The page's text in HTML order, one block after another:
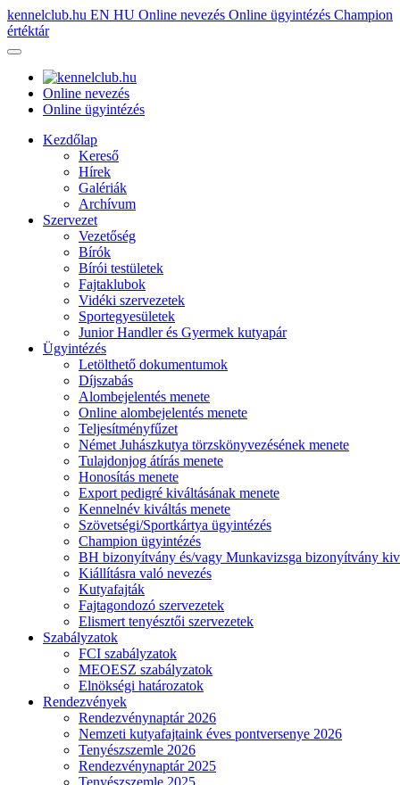
kennelclub.hu EN HU Online nevezés Online ügyintézés Champion
értéktár
Online nevezés
Online ügyintézés
Kezdőlap
Kereső
Hírek
Galériák
Archívum
Szervezet
Vezetőség
Bírók
Bírói testületek
Fajtaklubok
Vidéki szervezetek
Sportegyesületek
Junior Handler és Gyermek kutyapár
Ügyintézés
Letölthető dokumentumok
Díjszabás
Alombejelentés menete
Online alombejelentés menete
Teljesítményfűzet
Német Juhászkutya törzskönyvezésének menete
Tulajdonjog átírás menete
Honosítás menete
Export pedigré kiváltásának menete
Kennelnév kiváltás menete
Szövetségi/Sportkártya ügyintézés
Champion ügyintézés
BH bizonyítvány és/vagy Munkavizsga bizonyítvány
Kiállításra való nevezés
Kutyafajták
Fajtagondozó szervezetek
Elismert tenyésztői szervezetek
Szabályzatok
FCI szabályzatok
MEOESZ szabályzatok
Elnökségi határozatok
Rendezvények
Rendezvénynaptár 2026
Nemzeti kutyafajtaink éves pontversenye 2026
Tenyészszemle 2026
Rendezvénynaptár 2025
Tenyészszemle 2025